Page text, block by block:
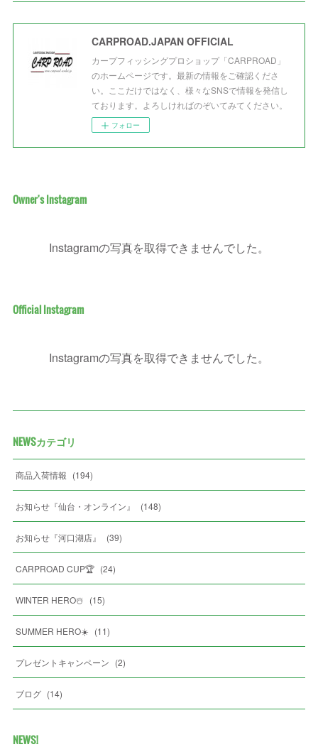
CARPROAD.JAPAN OFFICIAL
カープフィッシングプロショップ「CARPROAD」
のホームページです。最新の情報をご確認くださ
い。ここだけではなく、様々なSNSで情報を発信し
ております。よろしければのぞいてみてください。
フォロー
Owner's Instagram
Instagramの写真を取得できませんでした。
Official Instagram
Instagramの写真を取得できませんでした。
NEWSカテゴリ
商品入荷情報 (194)
お知らせ『仙台・オンライン』 (148)
お知らせ『河口湖店』 (39)
CARPROAD CUP🏆 (24)
WINTER HERO☃️ (15)
SUMMER HERO☀️ (11)
プレゼントキャンペーン (2)
ブログ (14)
NEWS!